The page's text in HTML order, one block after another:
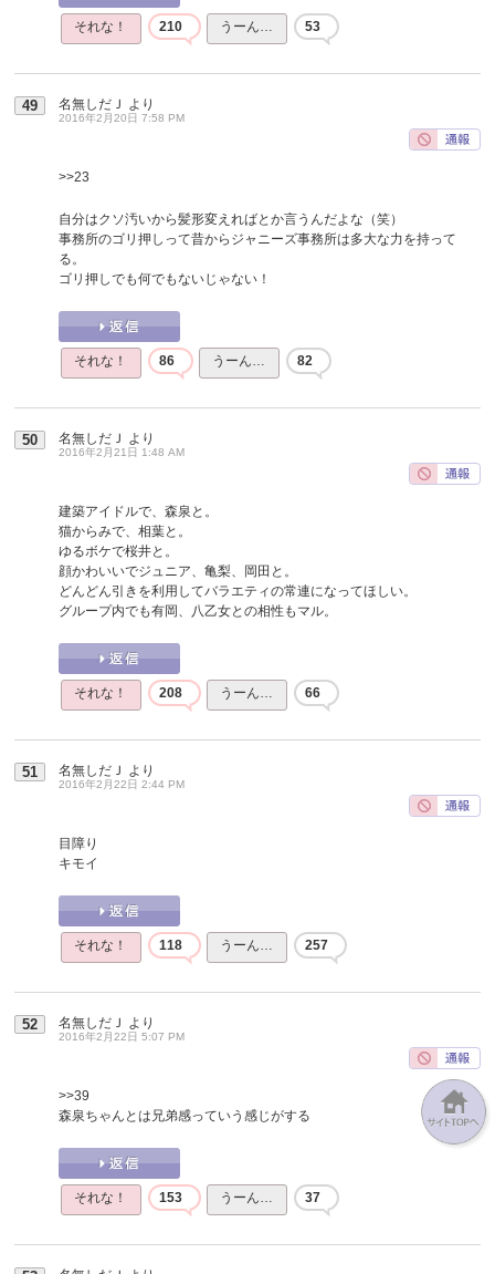
それな！ 210 うーん… 53
49 名無しだＪ より
2016年2月20日 7:58 PM
>>23
自分はクソ汚いから髪形変えればとか言うんだよな（笑）
事務所のゴリ押しって昔からジャニーズ事務所は多大な力を持って
る。
ゴリ押しでも何でもないじゃない！
それな！ 86 うーん… 82
50 名無しだＪ より
2016年2月21日 1:48 AM
建築アイドルで、森泉と。
猫からみで、相葉と。
ゆるボケで桜井と。
顔かわいいでジュニア、亀梨、岡田と。
どんどん引きを利用してバラエティの常連になってほしい。
グループ内でも有岡、八乙女との相性もマル。
それな！ 208 うーん… 66
51 名無しだＪ より
2016年2月22日 2:44 PM
目障り
キモイ
それな！ 118 うーん… 257
52 名無しだＪ より
2016年2月22日 5:07 PM
>>39
森泉ちゃんとは兄弟感っていう感じがする
それな！ 153 うーん… 37